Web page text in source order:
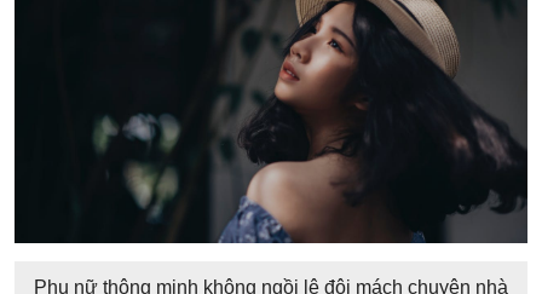
Phụ nữ thông minh không ngồi lê đôi mách chuyện nhà